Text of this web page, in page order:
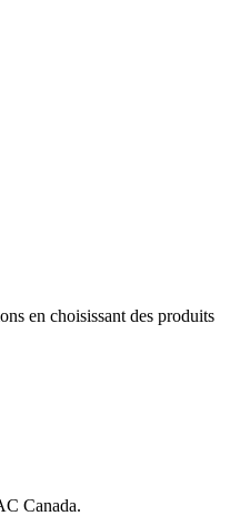
en choisissant des produits
Canada.